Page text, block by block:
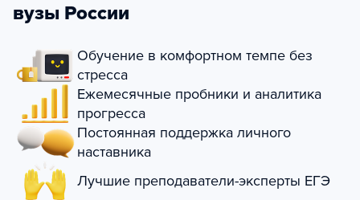
вузы России
Обучение в комфортном темпе без
стресса
Ежемесячные пробники и аналитика
прогресса
Постоянная поддержка личного
наставника
Лучшие преподаватели-эксперты ЕГЭ